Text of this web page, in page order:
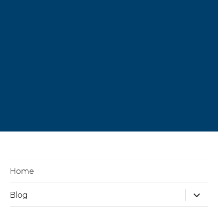
Home
Blog
öffnen